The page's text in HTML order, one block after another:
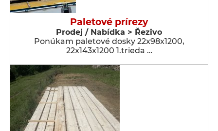
Paletové prírezy
Prodej / Nabídka > Řezivo
Ponúkam paletové dosky 22x98x1200,
22x143x1200 1.trieda …